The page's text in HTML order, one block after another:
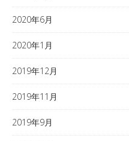
2020年6月
2020年1月
2019年12月
2019年11月
2019年9月